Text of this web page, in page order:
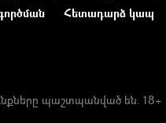
Հետադարձ կապ
պաշտպանված են. 18+